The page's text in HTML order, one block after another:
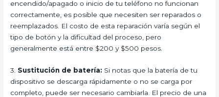
encendido/apagado o inicio de tu teléfono no funcionan
correctamente, es posible que necesiten ser reparados o
reemplazados. El costo de esta reparación varía según el
tipo de botón y la dificultad del proceso, pero
generalmente está entre $200 y $500 pesos.
3. Sustitución de batería: Si notas que la batería de tu
dispositivo se descarga rápidamente o no se carga por
completo, puede ser necesario cambiarla. El precio de una